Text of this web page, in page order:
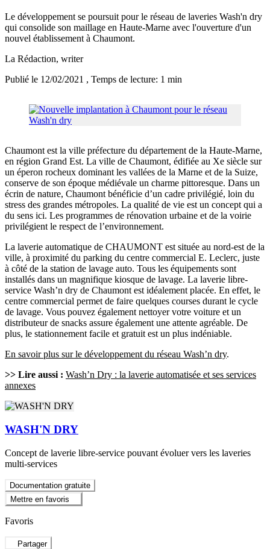
Le développement se poursuit pour le réseau de laveries Wash'n dry
qui consolide son maillage en Haute-Marne avec l'ouverture d'un
nouvel établissement à Chaumont.
La Rédaction, writer
Publié le 12/02/2021 , Temps de lecture: 1 min
Chaumont est la ville préfecture du département de la Haute-Marne,
en région Grand Est. La ville de Chaumont, édifiée au Xe siècle sur
un éperon rocheux dominant les vallées de la Marne et de la Suize,
conserve de son époque médiévale un charme pittoresque. Dans un
écrin de nature, Chaumont bénéficie d’un cadre privilégié, loin du
stress des grandes métropoles. La qualité de vie est un concept qui a
du sens ici. Les programmes de rénovation urbaine et de la voirie
privilégient le respect de l’environnement.
La laverie automatique de CHAUMONT est située au nord-est de la
ville, à proximité du parking du centre commercial E. Leclerc, juste
à côté de la station de lavage auto. Tous les équipements sont
installés dans un magnifique kiosque de lavage. La laverie libre-
service Wash’n dry de Chaumont est idéalement placée. En effet, le
centre commercial permet de faire quelques courses durant le cycle
de lavage. Vous pouvez également nettoyer votre voiture et un
distributeur de snacks assure également une attente agréable. De
plus, le stationnement facile et gratuit est un plus indéniable.
En savoir plus sur le développement du réseau Wash’n dry.
>> Lire aussi : Wash’n Dry : la laverie automatisée et ses services
annexes
WASH'N DRY
Concept de laverie libre-service pouvant évoluer vers les laveries
multi-services
Documentation gratuite
Mettre en favoris
Favoris
Partager